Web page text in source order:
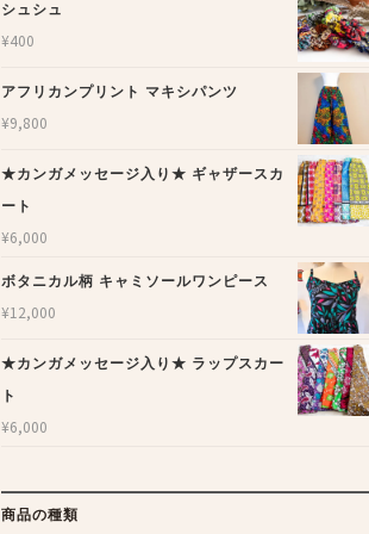
シュシュ
¥400
アフリカンプリント マキシパンツ
¥9,800
★カンガメッセージ入り★ ギャザースカ
ート
¥6,000
ボタニカル柄 キャミソールワンピース
¥12,000
★カンガメッセージ入り★ ラップスカー
ト
¥6,000
商品の種類